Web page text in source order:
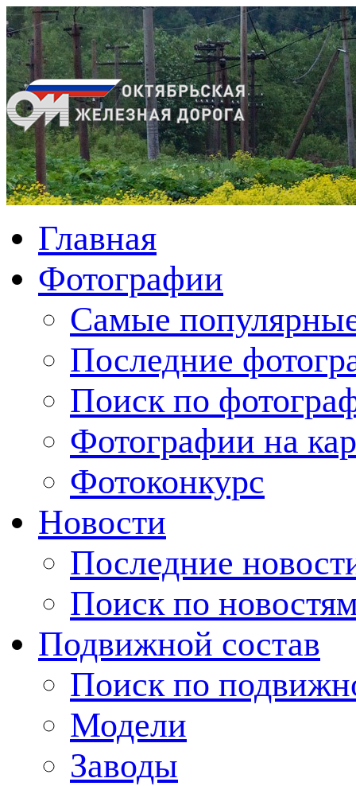
Главная
Фотографии
Cамые
Последние
Поиск по
Фотографии на
Фотоконкурс
Новости
Последние
Поиск по
Подвижной состав
Поиск по
Модели
Заводы